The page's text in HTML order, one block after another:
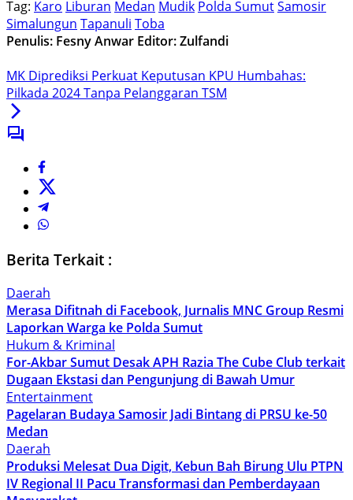
Tag: Karo Liburan Medan Mudik Polda SumutSamosir
Simalungun Tapanuli Toba
Penulis: Fesny Anwar Editor: Zulfandi
MK Diprediksi Perkuat Keputusan KPU Humbahas:
Pilkada 2024 Tanpa Pelanggaran TSM
Berita Terkait :
Daerah
Merasa Difitnah di Facebook, Jurnalis MNC Group Resmi
Laporkan Warga ke Polda Sumut
Hukum & Kriminal
For-Akbar Sumut Desak APH Razia The Cube Club terkait
Dugaan Ekstasi dan Pengunjung di Bawah Umur
Entertainment
Pagelaran Budaya Samosir Jadi Bintang di PRSU ke-50
Medan
Daerah
Produksi Melesat Dua Digit, Kebun Bah Birung Ulu PTPN
IV Regional II Pacu Transformasi dan Pemberdayaan